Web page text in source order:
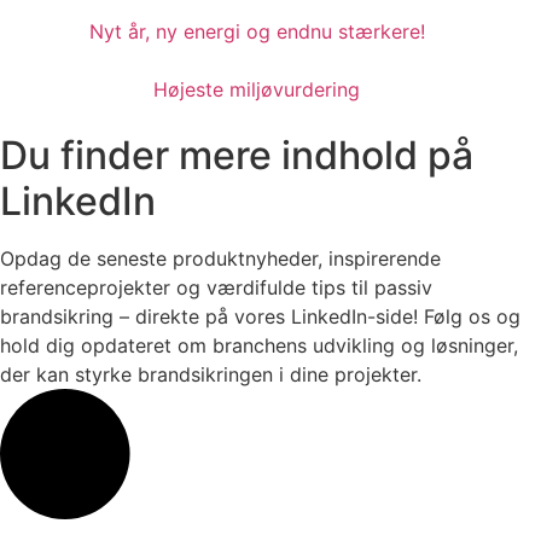
Nyt år, ny energi og endnu stærkere!
Højeste miljøvurdering
Du finder mere indhold på
LinkedIn
Opdag de seneste produktnyheder, inspirerende
referenceprojekter og værdifulde tips til passiv
brandsikring – direkte på vores LinkedIn-side! Følg os og
hold dig opdateret om branchens udvikling og løsninger,
der kan styrke brandsikringen i dine projekter.